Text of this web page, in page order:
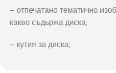
– отпечатано тематично
какво съдьржа диска;
– кутия за диска;